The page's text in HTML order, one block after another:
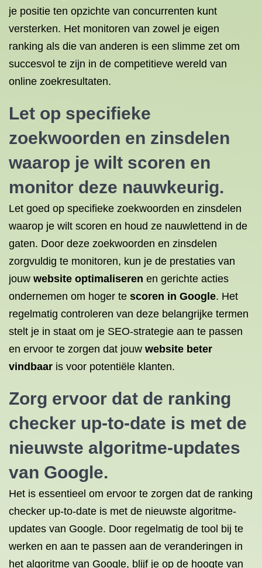
je positie ten opzichte van concurrenten kunt
versterken. Het monitoren van zowel je eigen
ranking als die van anderen is een slimme zet om
succesvol te zijn in de competitieve wereld van
online zoekresultaten.
Let op specifieke
zoekwoorden en zinsdelen
waarop je wilt scoren en
monitor deze nauwkeurig.
Let goed op specifieke zoekwoorden en zinsdelen
waarop je wilt scoren en houd ze nauwlettend in de
gaten. Door deze zoekwoorden en zinsdelen
zorgvuldig te monitoren, kun je de prestaties van
jouw website optimaliseren en gerichte acties
ondernemen om hoger te scoren in Google. Het
regelmatig controleren van deze belangrijke termen
stelt je in staat om je SEO-strategie aan te passen
en ervoor te zorgen dat jouw website beter
vindbaar is voor potentiële klanten.
Zorg ervoor dat de ranking
checker up-to-date is met de
nieuwste algoritme-updates
van Google.
Het is essentieel om ervoor te zorgen dat de ranking
checker up-to-date is met de nieuwste algoritme-
updates van Google. Door regelmatig de tool bij te
werken en aan te passen aan de veranderingen in
het algoritme van Google, blijf je op de hoogte van